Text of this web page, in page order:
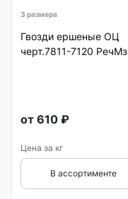
3 размера
Гвозди ершеные ОЦ
черт.7811-7120 РечМз
от 610 ₽
Цена за кг
В ассортименте